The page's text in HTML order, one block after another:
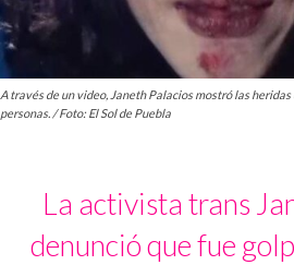
A través de un video, Janeth Palacios mostró las
personas. / Foto: El Sol de Puebla
La activista trans
denunció que fue